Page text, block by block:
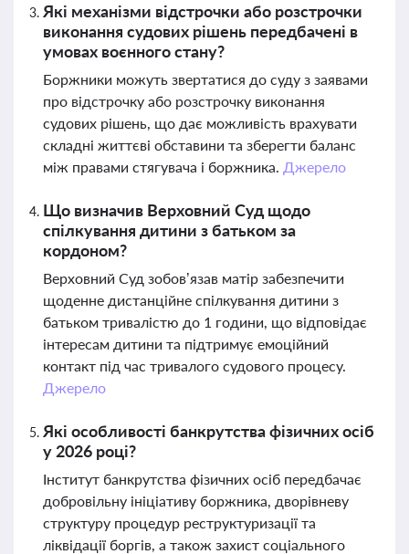
Які механізми відстрочки або розстрочки
виконання судових рішень передбачені в
умовах воєнного стану?
Боржники можуть звертатися до суду з заявами
про відстрочку або розстрочку виконання
судових рішень, що дає можливість врахувати
складні життєві обставини та зберегти баланс
між правами стягувача і боржника. Джерело
Що визначив Верховний Суд щодо
спілкування дитини з батьком за
кордоном?
Верховний Суд зобов’язав матір забезпечити
щоденне дистанційне спілкування дитини з
батьком тривалістю до 1 години, що відповідає
інтересам дитини та підтримує емоційний
контакт під час тривалого судового процесу.
Джерело
Які особливості банкрутства фізичних осіб
у 2026 році?
Інститут банкрутства фізичних осіб передбачає
добровільну ініціативу боржника, дворівневу
структуру процедур реструктуризації та
ліквідації боргів, а також захист соціального